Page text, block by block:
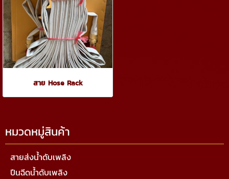
สาย Hose Rack
หมวดหมู่สินค้า
สายส่งน้ำดับเพลิง
ปืนฉีดน้ำดับเพลิง